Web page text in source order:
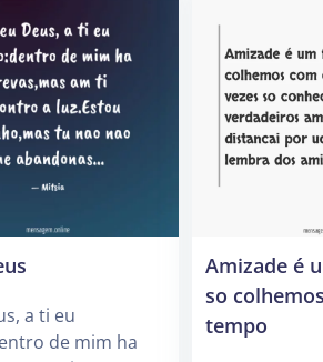
a ti eu
de mim ha
Amizade é
so
tempo